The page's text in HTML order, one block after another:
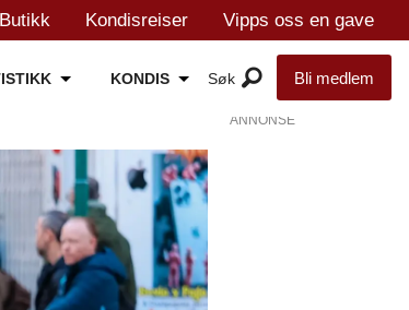
Butikk Kondisreiser Vipps oss en gave
KONDIS Bli medlem
ANNONSE